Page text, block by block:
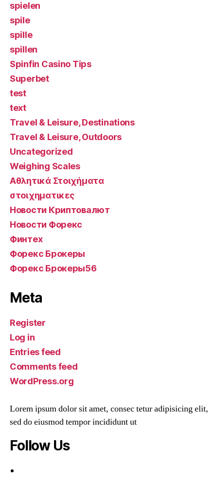
spielen
spile
spille
spillen
Spinfin Casino Tips
Superbet
test
text
Travel & Leisure, Destinations
Travel & Leisure, Outdoors
Uncategorized
Weighing Scales
Αθλητικά Στοιχήματα
στοιχηματικες
Новости Криптовалют
Новости Форекс
Финтех
Форекс Брокеры
Форекс Брокеры56
Meta
Register
Log in
Entries feed
Comments feed
WordPress.org
Lorem ipsum dolor sit amet, consec tetur adipisicing elit,
sed do eiusmod tempor incididunt ut
Follow Us